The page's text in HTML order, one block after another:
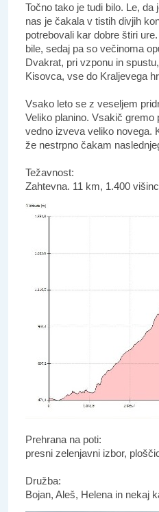
Točno tako je tudi bilo. Le,
nas je čakala v tistih divjih
potrebovali kar dobre štiri
bile, sedaj pa so večinoma
Dvakrat, pri vzponu in
Kisovca, vse do Kraljevega
Vsako leto se z veseljem
Veliko planino. Vsakič gremo
vedno izveva veliko novega.
že nestrpno čakam
Težavnost:
Zahtevna. 11 km, 1.400
Prehrana na poti:
presni zelenjavni izbor,
Družba:
Bojan, Aleš, Helena in nekaj